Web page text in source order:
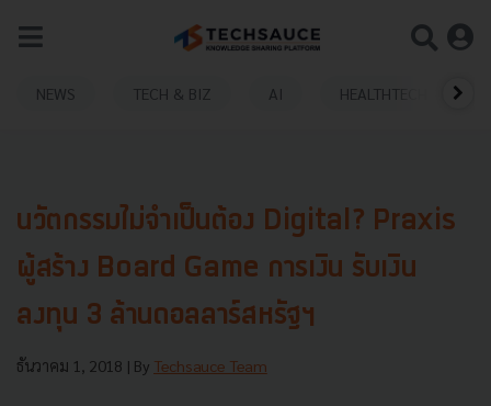
NEWS TECH & BIZ AI HEALTHTECH
นวัตกรรมไม่จำเป็นต้อง Digital? Praxis
ผู้สร้าง Board Game การเงิน รับเงิน
ลงทุน 3 ล้านดอลลาร์สหรัฐฯ
ธันวาคม 1, 2018 | By Techsauce Team